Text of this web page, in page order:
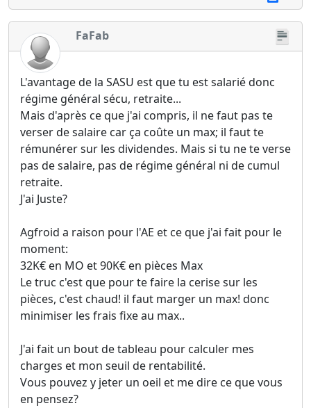
FaFab
L'avantage de la SASU est que tu est salarié donc
régime général sécu, retraite...
Mais d'après ce que j'ai compris, il ne faut pas te
verser de salaire car ça coûte un max; il faut te
rémunérer sur les dividendes. Mais si tu ne te verse
pas de salaire, pas de régime général ni de cumul
retraite.
J'ai Juste?
Agfroid a raison pour l'AE et ce que j'ai fait pour le
moment:
32K€ en MO et 90K€ en pièces Max
Le truc c'est que pour te faire la cerise sur les
pièces, c'est chaud! il faut marger un max! donc
minimiser les frais fixe au max..
J'ai fait un bout de tableau pour calculer mes
charges et mon seuil de rentabilité.
Vous pouvez y jeter un oeil et me dire ce que vous
en pensez?